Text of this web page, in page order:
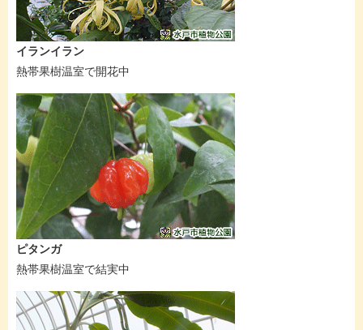
イランイラン
熱帯果樹温室で開花中
ピタンガ
熱帯果樹温室で結実中